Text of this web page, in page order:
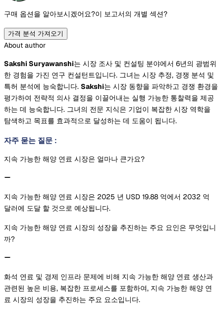
구매 옵션을 알아보시겠어요?이 보고서의 개별 섹션?
가격 분석 가져오기
About author
Sakshi Suryawanshi는 시장 조사 및 컨설팅 분야에서 6년의 광범위
한 경험을 가진 연구 컨설턴트입니다. 그녀는 시장 추정, 경쟁 분석 및
특허 분석에 능숙합니다. Sakshi는 시장 동향을 파악하고 경쟁 환경을
평가하여 전략적 의사 결정을 이끌어내는 실행 가능한 통찰력을 제공
하는 데 능숙합니다. 그녀의 전문 지식은 기업이 복잡한 시장 역학을
탐색하고 목표를 효과적으로 달성하는 데 도움이 됩니다.
자주 묻는 질문 :
지속 가능한 해양 연료 시장은 얼마나 큰가요?
지속 가능한 해양 연료 시장은 2025 년 USD 19.88 억에서 2032 억
달러에 도달 할 것으로 예상됩니다.
지속 가능한 해양 연료 시장의 성장을 추진하는 주요 요인은 무엇입니
까?
화석 연료 및 경제 인프라 문제에 비해 지속 가능한 해양 연료 생산과
관련된 높은 비용, 복잡한 프로세스를 포함하여, 지속 가능한 해양 연
료 시장의 성장을 추진하는 주요 요소입니다.